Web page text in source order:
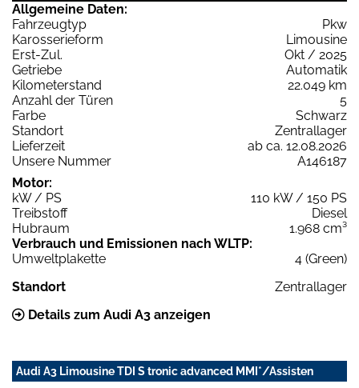
Allgemeine Daten:
Fahrzeugtyp
Pkw
Karosserieform
Limousine
Erst-Zul.
Okt / 2025
Getriebe
Automatik
Kilometerstand
22.049 km
Anzahl der Türen
5
Farbe
Schwarz
Standort
Zentrallager
Lieferzeit
ab ca. 12.08.2026
Unsere Nummer
A146187
Motor:
kW / PS
110 kW / 150 PS
Treibstoff
Diesel
Hubraum
1.968 cm³
Verbrauch und Emissionen nach WLTP:
Umweltplakette
4 (Green)
Standort
Zentrallager
Details zum Audi A3 anzeigen
Audi A3 Limousine TDI S tronic advanced MMI*/Assisten